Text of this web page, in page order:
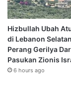
Hizbullah Ubah
di Lebanon
Perang Gerilya
Pasukan Zionis
6 hours ago